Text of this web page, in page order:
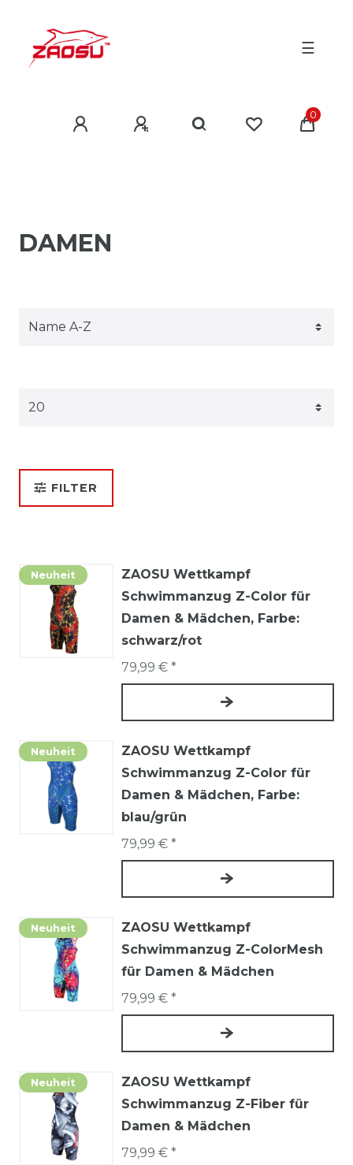
☰
0
DAMEN
FILTER
Neuheit
ZAOSU Wettkampf
Schwimmanzug Z-Color für
Damen & Mädchen, Farbe:
schwarz/rot
79,99 € *
Neuheit
ZAOSU Wettkampf
Schwimmanzug Z-Color für
Damen & Mädchen, Farbe:
blau/grün
79,99 € *
Neuheit
ZAOSU Wettkampf
Schwimmanzug Z-ColorMesh
für Damen & Mädchen
79,99 € *
Neuheit
ZAOSU Wettkampf
Schwimmanzug Z-Fiber für
Damen & Mädchen
79,99 € *